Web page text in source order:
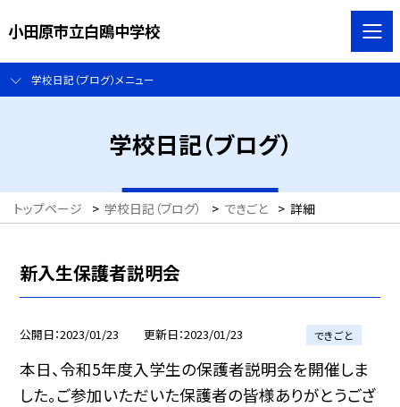
小田原市立白鴎中学校
学校日記（ブログ）メニュー
学校日記（ブログ）
トップページ > 学校日記（ブログ） > できごと > 詳細
新入生保護者説明会
公開日 2023/01/23 更新日 2023/01/23 できごと
本日、令和5年度入学生の保護者説明会を開催しま
した。ご参加いただいた保護者の皆様ありがとうござ